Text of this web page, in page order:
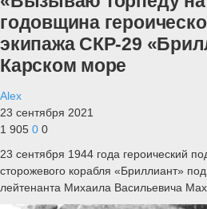
годовщина
экипажа СКР-29
Карском море
Alex
23 сентября 2021
1 905 0 0
23 сентября 1944 года героический
сторожевого корабля «Бриллиант»
лейтенанта Михаила Васильевича